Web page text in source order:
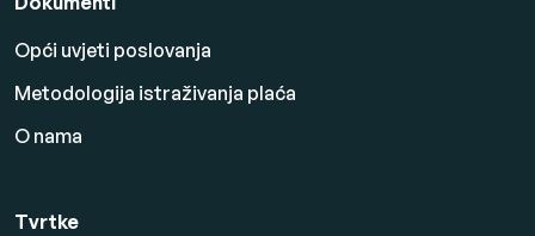
Opći uvjeti poslovanja
Metodologija istraživanja plaća
O nama
Tvrtke